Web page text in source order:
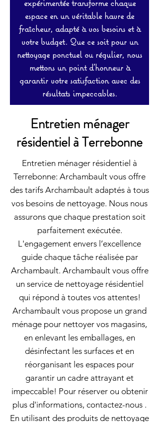
expérimentée transforme chaque
espace en un véritable havre de
fraîcheur, adapté à vos besoins et à
votre budget. Que ce soit pour un
nettoyage ponctuel ou régulier, nous
mettons un point d’honneur à
garantir votre satisfaction avec des
résultats impeccables.
Entretien ménager
résidentiel à Terrebonne
Entretien ménager résidentiel à
Terrebonne: Archambault vous offre
des tarifs Archambault adaptés à tous
vos besoins de nettoyage. Nous nous
assurons que chaque prestation soit
parfaitement exécutée.
L'engagement envers l’excellence
guide chaque tâche réalisée par
Archambault. Archambault vous offre
un service de nettoyage résidentiel
qui répond à toutes vos attentes!
Archambault vous propose un grand
ménage pour nettoyer vos magasins,
en enlevant les emballages, en
désinfectant les surfaces et en
réorganisant les espaces pour
garantir un cadre attrayant et
impeccable! Pour réserver ou obtenir
plus d'informations, contactez-nous .
En utilisant des produits de nettoyage